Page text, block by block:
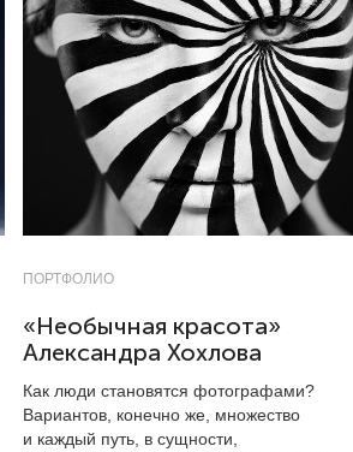
ПОРТФОЛИО
«Необычная красота»
Александра Хохлова
Как люди становятся фотографами?
Вариантов, конечно же, множество
и каждый путь, в сущности,